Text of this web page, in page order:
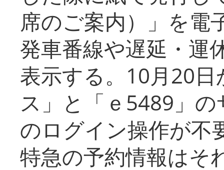
席のご案内）」を電
発車番線や遅延・運
表示する。10月20
ス」と「ｅ5489」
のログイン操作が不
特急の予約情報はそ